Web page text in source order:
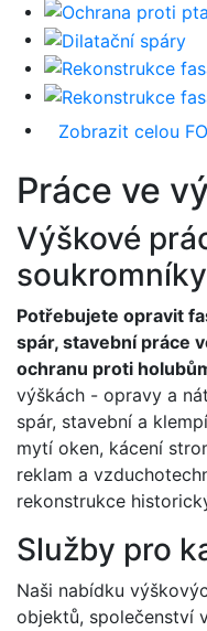
Zobrazit celou
Práce ve
Výškové
soukromníky
Potřebujete opravit
spár, stavební práce
ochranu proti
výškách - opravy a
spár, stavební a
mytí oken, kácení
reklam a
rekonstrukce
Služby pro
Naši nabídku
objektů, společenství